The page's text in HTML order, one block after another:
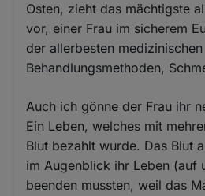
Osten, zieht das mächtigste
vor, einer Frau im sicherem
der allerbesten medizinischen
Behandlungsmethoden,
Auch ich gönne der Frau ihr
Ein Leben, welches mit
Blut bezahlt wurde. Das Blut
im Augenblick ihr Leben (auf
beenden mussten, weil das